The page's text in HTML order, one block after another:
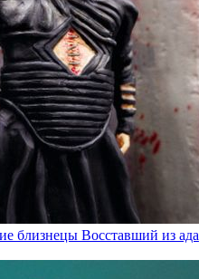
близнецы Восставший из ада